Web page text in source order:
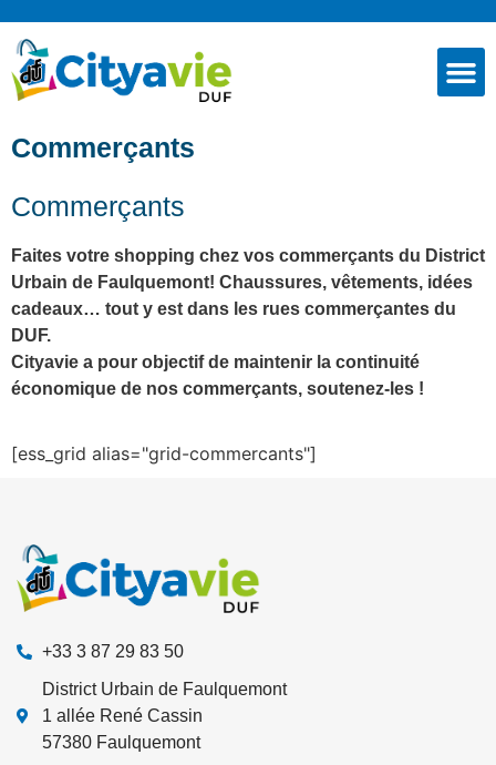
Commerçants
Commerçants
Faites votre shopping chez vos commerçants du District
Urbain de Faulquemont! Chaussures, vêtements, idées
cadeaux… tout y est dans les rues commerçantes du
DUF.
Cityavie a pour objectif de maintenir la continuité
économique de nos commerçants, soutenez-les !
[ess_grid alias="grid-commercants"]
+33 3 87 29 83 50
District Urbain de Faulquemont
1 allée René Cassin
57380 Faulquemont